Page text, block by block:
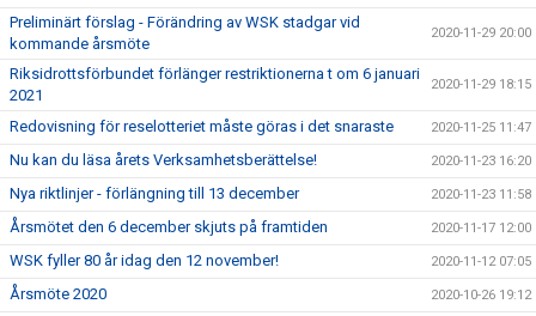
Preliminärt förslag - Förändring av WSK stadgar vid
kommande årsmöte
2020-11-29 20:00
Riksidrottsförbundet förlänger restriktionerna t om 6 januari
2021
2020-11-29 18:15
Redovisning för reselotteriet måste göras i det snaraste 2020-11-25 11:47
Nu kan du läsa årets Verksamhetsberättelse! 2020-11-23 16:20
Nya riktlinjer - förlängning till 13 december 2020-11-23 11:58
Årsmötet den 6 december skjuts på framtiden 2020-11-17 12:00
WSK fyller 80 år idag den 12 november! 2020-11-12 07:05
Årsmöte 2020 2020-10-26 19:12